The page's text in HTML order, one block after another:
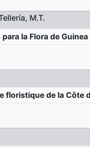
M.T.
la Flora de
floristique de la Côte